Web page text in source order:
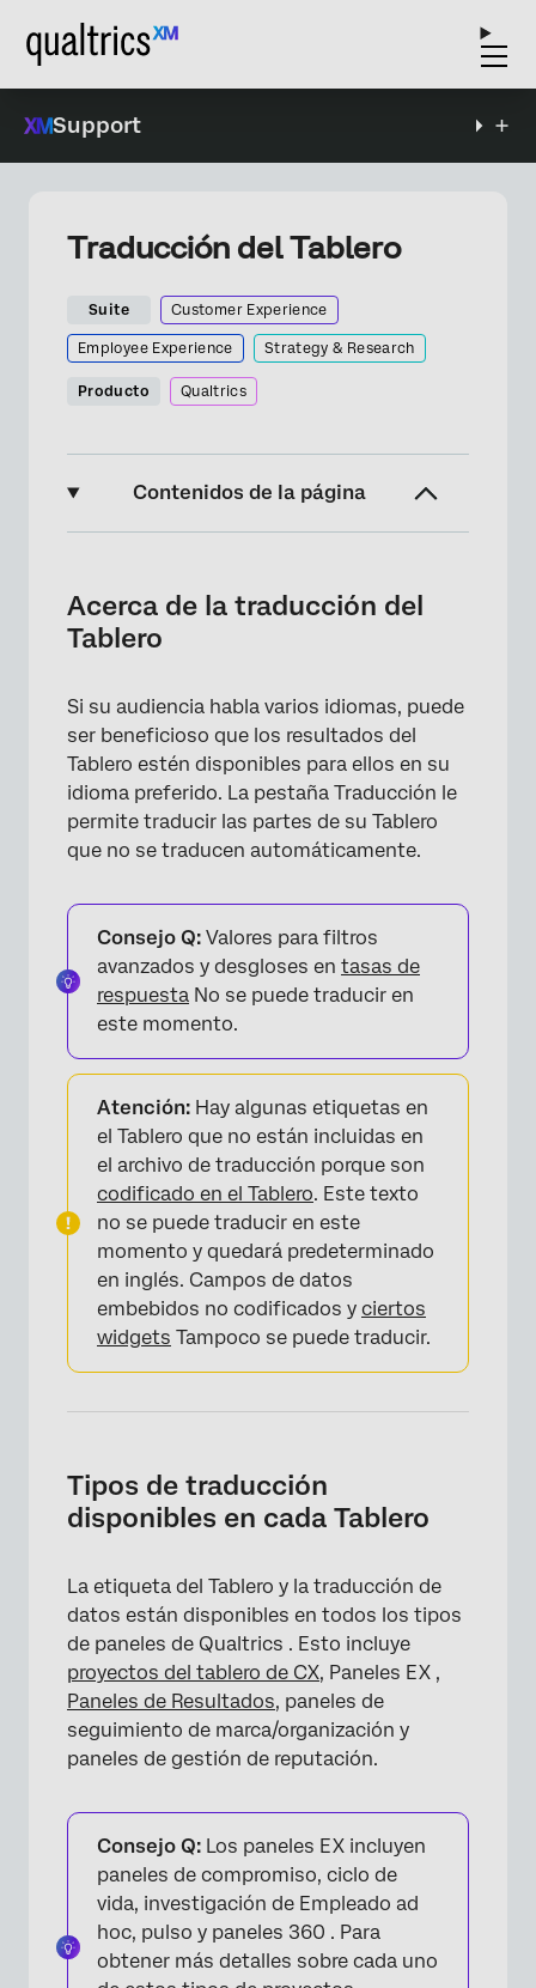
Support
Traducción del Tablero
Suite Customer Experience
Employee Experience Strategy & Research
Producto Qualtrics
Contenidos de la página
Tipos de traducción disponibles en cada
Tablero
Apertura de archivos de traducción
Solución de problemas de traducción del
Tablero
Visualización de paneles de control
traducidos
Preguntas frequentes
Acerca de la traducción del
Tablero
Si su audiencia habla varios idiomas, puede
ser beneficioso que los resultados del
Tablero estén disponibles para ellos en su
idioma preferido. La pestaña Traducción le
permite traducir las partes de su Tablero
que no se traducen automáticamente.
Consejo Q: Valores para filtros
avanzados y desgloses en tasas de
respuesta No se puede traducir en
este momento.
Atención: Hay algunas etiquetas en
el Tablero que no están incluidas en
el archivo de traducción porque son
codificado en el Tablero. Este texto
no se puede traducir en este
momento y quedará predeterminado
en inglés. Campos de datos
embebidos no codificados y ciertos
widgets Tampoco se puede traducir.
Tipos de traducción
disponibles en cada Tablero
La etiqueta del Tablero y la traducción de
datos están disponibles en todos los tipos
de paneles de Qualtrics . Esto incluye
proyectos del tablero de CX, Paneles EX ,
Paneles de Resultados, paneles de
seguimiento de marca/organización y
paneles de gestión de reputación.
Consejo Q: Los paneles EX incluyen
paneles de compromiso, ciclo de
vida, investigación de Empleado ad
hoc, pulso y paneles 360 . Para
obtener más detalles sobre cada uno